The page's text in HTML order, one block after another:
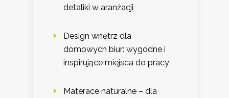
detaliki w aranżacji
Design wnętrz dla
domowych biur: wygodne i
inspirujące miejsca do pracy
Materace naturalne – dla